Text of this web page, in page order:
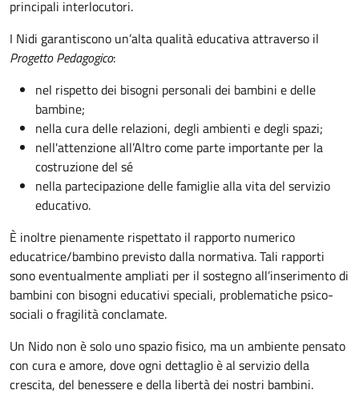
principali interlocutori.
I Nidi garantiscono un’alta qualità educativa attraverso il
Progetto Pedagogico:
nel rispetto dei bisogni personali dei bambini e delle
bambine;
nella cura delle relazioni, degli ambienti e degli spazi;
nell'attenzione all’Altro come parte importante per la
costruzione del sé
nella partecipazione delle famiglie alla vita del servizio
educativo.
È inoltre pienamente rispettato il rapporto numerico
educatrice/bambino previsto dalla normativa. Tali rapporti
sono eventualmente ampliati per il sostegno all’inserimento di
bambini con bisogni educativi speciali, problematiche psico-
sociali o fragilità conclamate.
Un Nido non è solo uno spazio fisico, ma un ambiente pensato
con cura e amore, dove ogni dettaglio è al servizio della
crescita, del benessere e della libertà dei nostri bambini.